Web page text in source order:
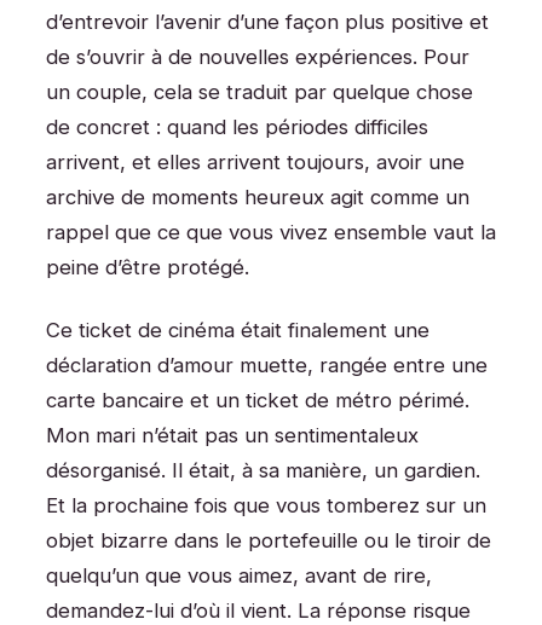
d’entrevoir l’avenir d’une façon plus positive et
de s’ouvrir à de nouvelles expériences. Pour
un couple, cela se traduit par quelque chose
de concret : quand les périodes difficiles
arrivent, et elles arrivent toujours, avoir une
archive de moments heureux agit comme un
rappel que ce que vous vivez ensemble vaut la
peine d’être protégé.
Ce ticket de cinéma était finalement une
déclaration d’amour muette, rangée entre une
carte bancaire et un ticket de métro périmé.
Mon mari n’était pas un sentimentaleux
désorganisé. Il était, à sa manière, un gardien.
Et la prochaine fois que vous tomberez sur un
objet bizarre dans le portefeuille ou le tiroir de
quelqu’un que vous aimez, avant de rire,
demandez-lui d’où il vient. La réponse risque